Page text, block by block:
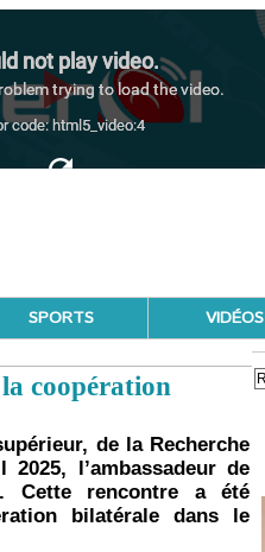
SPORTS VIDÉOS
coopération
de la Recherche
l’ambassadeur de
Cette rencontre a été
bilatérale dans le